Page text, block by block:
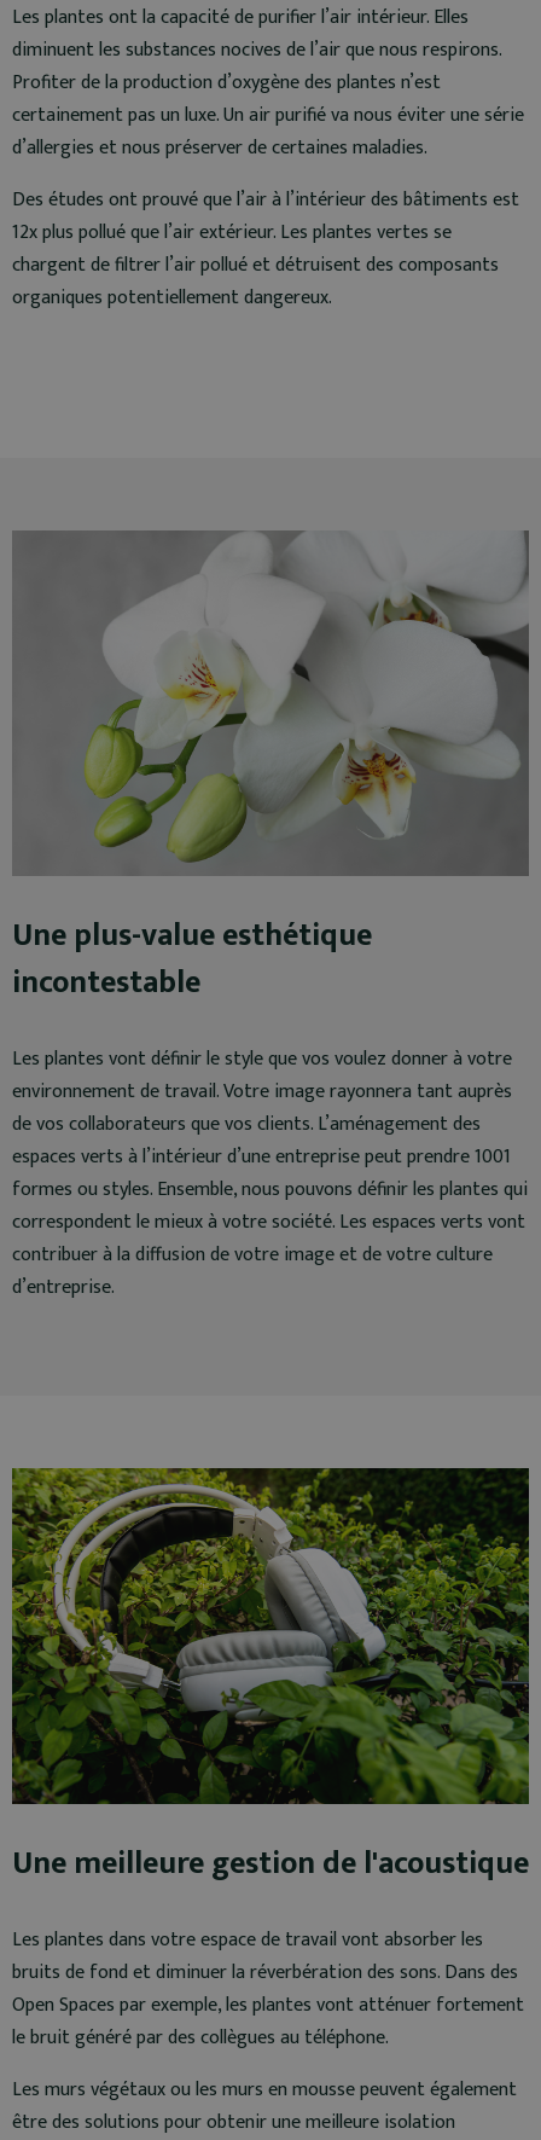
Les plantes ont la capacité de purifier l’air intérieur. Elles
diminuent les substances nocives de l’air que nous respirons.
Profiter de la production d’oxygène des plantes n’est
certainement pas un luxe. Un air purifié va nous éviter une série
d’allergies et nous préserver de certaines maladies.
Des études ont prouvé que l’air à l’intérieur des bâtiments est
12x plus pollué que l’air extérieur. Les plantes vertes se
chargent de filtrer l’air pollué et détruisent des composants
organiques potentiellement dangereux.
Une plus-value esthétique
incontestable
Les plantes vont définir le style que vos voulez donner à votre
environnement de travail. Votre image rayonnera tant auprès
de vos collaborateurs que vos clients. L’aménagement des
espaces verts à l’intérieur d’une entreprise peut prendre 1001
formes ou styles. Ensemble, nous pouvons définir les plantes qui
correspondent le mieux à votre société. Les espaces verts vont
contribuer à la diffusion de votre image et de votre culture
d’entreprise.
Une meilleure gestion de l'acoustique
Les plantes dans votre espace de travail vont absorber les
bruits de fond et diminuer la réverbération des sons. Dans des
Open Spaces par exemple, les plantes vont atténuer fortement
le bruit généré par des collègues au téléphone.
Les murs végétaux ou les murs en mousse peuvent également
être des solutions pour obtenir une meilleure isolation